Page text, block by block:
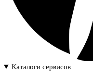
Каталоги сервисов